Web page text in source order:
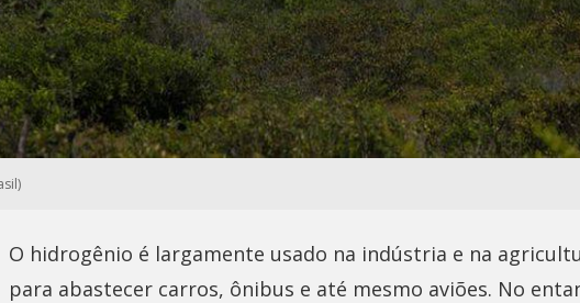
O hidrogênio é largamente usado na indústria e na
para abastecer carros, ônibus e até mesmo aviões. No